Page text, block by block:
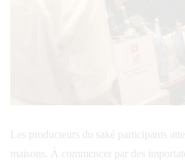
Les producteurs du saké participants
maisons. À commencer par des